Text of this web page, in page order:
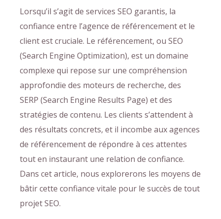
Lorsqu’il s’agit de services SEO garantis, la
confiance entre l’agence de référencement et le
client est cruciale. Le référencement, ou SEO
(Search Engine Optimization), est un domaine
complexe qui repose sur une compréhension
approfondie des moteurs de recherche, des
SERP (Search Engine Results Page) et des
stratégies de contenu. Les clients s’attendent à
des résultats concrets, et il incombe aux agences
de référencement de répondre à ces attentes
tout en instaurant une relation de confiance.
Dans cet article, nous explorerons les moyens de
bâtir cette confiance vitale pour le succès de tout
projet SEO.